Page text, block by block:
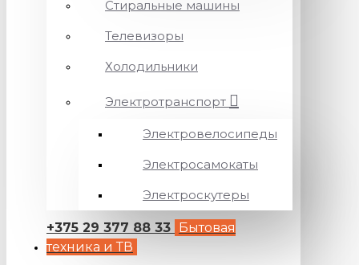
Стиральные машины
Телевизоры
Холодильники
Электротранспорт
Электровелосипеды
Электросамокаты
Электроскутеры
+375 29 377 88 33 Бытовая
техника и ТВ